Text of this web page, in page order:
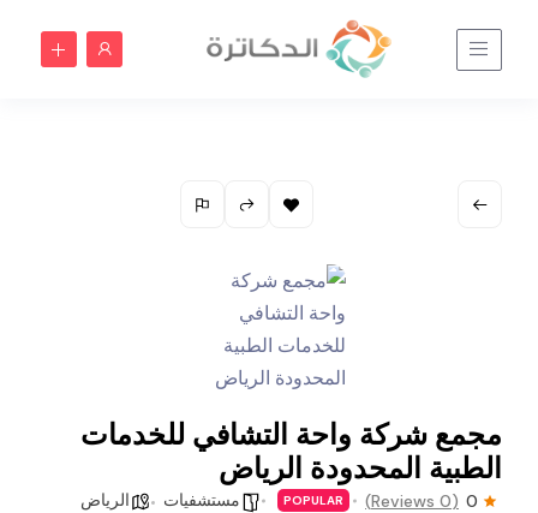
مجمع شركة واحة التشافي للخدمات
الطبية المحدودة الرياض
0
(0 Reviews)
POPULAR مستشفيات الرياض